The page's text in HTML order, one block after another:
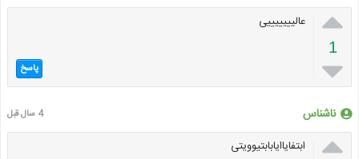

1

عالیییییییی
پاسخ
ناشناس 4 سال قبل
 ابتفایاایابابتیوویتی